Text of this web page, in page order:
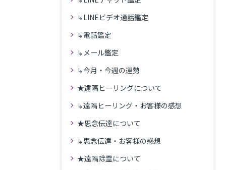
↳LINEビデオ通話鑑定
↳電話鑑定
↳メール鑑定
↳今月・今週の運勢
★遠隔ヒーリングについて
↳遠隔ヒーリング・お客様の感想
★思念伝達について
↳思念伝達・お客様の感想
★遠隔除霊について